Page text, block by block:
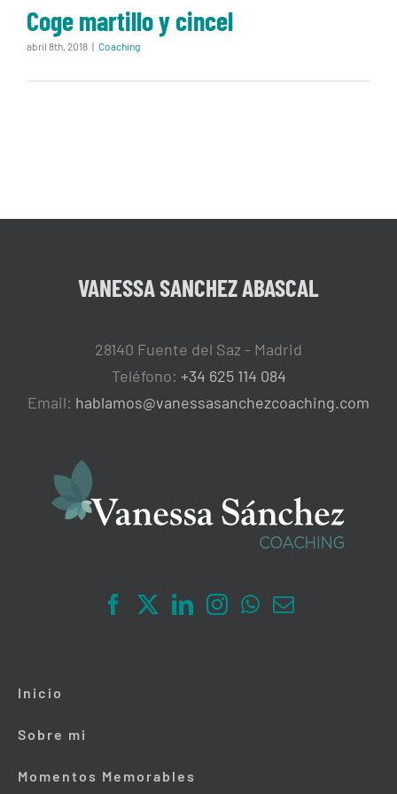
Coge martillo y cincel
abril 8th, 2018 | Coaching
VANESSA SANCHEZ ABASCAL
28140 Fuente del Saz - Madrid
Teléfono: +34 625 114 084
Email: hablamos@vanessasanchezcoaching.com
Inicio
Sobre mi
Momentos Memorables